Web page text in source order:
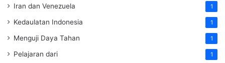
Iran dan Venezuela 1
Kedaulatan Indonesia 1
Menguji Daya Tahan 1
Pelajaran dari 1